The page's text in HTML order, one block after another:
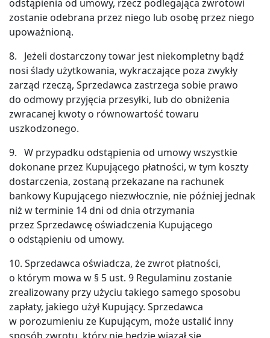
odstąpienia od umowy, rzecz podlegająca zwrotowi
zostanie odebrana przez niego lub osobę przez niego
upoważnioną.
8. Jeżeli dostarczony towar jest niekompletny bądź
nosi ślady użytkowania, wykraczające poza zwykły
zarząd rzeczą, Sprzedawca zastrzega sobie prawo
do odmowy przyjęcia przesyłki, lub do obniżenia
zwracanej kwoty o równowartość towaru
uszkodzonego.
9. W przypadku odstąpienia od umowy wszystkie
dokonane przez Kupującego płatności, w tym koszty
dostarczenia, zostaną przekazane na rachunek
bankowy Kupującego niezwłocznie, nie później jednak
niż w terminie 14 dni od dnia otrzymania
przez Sprzedawcę oświadczenia Kupującego
o odstąpieniu od umowy.
10. Sprzedawca oświadcza, że zwrot płatności,
o którym mowa w § 5 ust. 9 Regulaminu zostanie
zrealizowany przy użyciu takiego samego sposobu
zapłaty, jakiego użył Kupujący. Sprzedawca
w porozumieniu ze Kupującym, może ustalić inny
oraz
przenoszenia,
sprzeciwu
także
złożenia
dotyczącej
przetwarzania
danych.
Administratorem
Twoich
sp.
o.o.
Więcej
o
tym,
chronimy
Twoje
dane
Polityce
.